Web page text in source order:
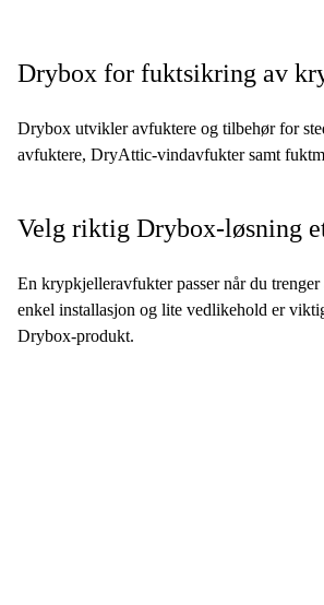
Drybox for fuktsikring av
Drybox utvikler avfuktere og tilbehør for
avfuktere, DryAttic-vindavfukter samt
Velg riktig Drybox-løsning
En krypkjelleravfukter passer når du
enkel installasjon og lite vedlikehold er
Drybox-produkt.